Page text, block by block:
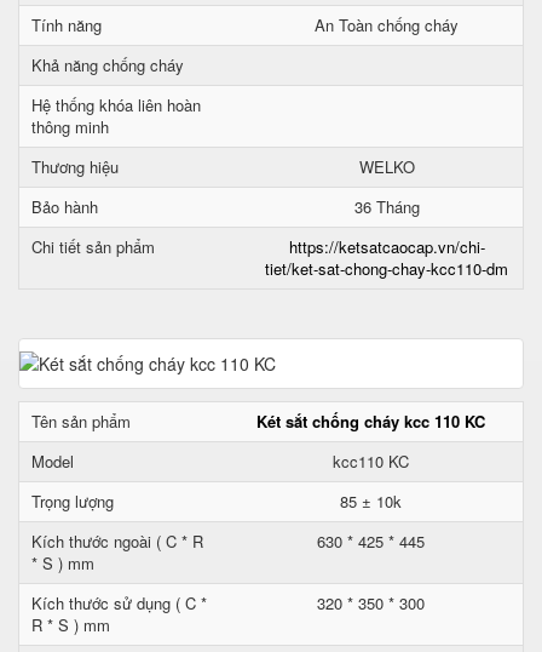
Tính năng
An Toàn chống cháy
Khả năng chống cháy
Hệ thống khóa liên hoàn
thông minh
Thương hiệu
WELKO
Bảo hành
36 Tháng
Chi tiết sản phẩm
https://ketsatcaocap.vn/chi-
tiet/ket-sat-chong-chay-kcc110-dm
Tên sản phẩm
Két sắt chống cháy kcc 110 KC
Model
kcc110 KC
Trọng lượng
85 ± 10k
Kích thước ngoài ( C * R
* S ) mm
630 * 425 * 445
Kích thước sử dụng ( C *
R * S ) mm
320 * 350 * 300